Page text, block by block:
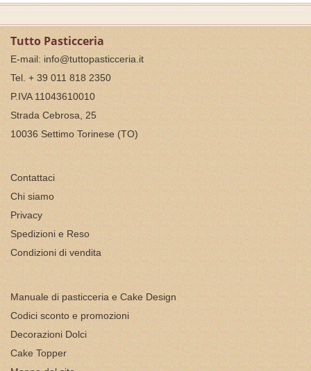
Tutto Pasticceria
E-mail: info@tuttopasticceria.it
Tel. + 39 011 818 2350
P.IVA 11043610010
Strada Cebrosa, 25
10036 Settimo Torinese (TO)
Contattaci
Chi siamo
Privacy
Spedizioni e Reso
Condizioni di vendita
Manuale di pasticceria e Cake Design
Codici sconto e promozioni
Decorazioni Dolci
Cake Topper